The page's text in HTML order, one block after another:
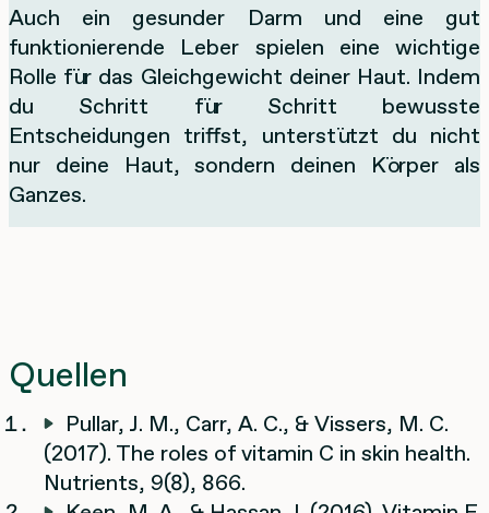
Auch ein gesunder Darm und eine gut
funktionierende Leber spielen eine wichtige
Rolle für das Gleichgewicht deiner Haut. Indem
du Schritt für Schritt bewusste
Entscheidungen triffst, unterstützt du nicht
nur deine Haut, sondern deinen Körper als
Ganzes.
Quellen
Pullar, J. M., Carr, A. C., & Vissers, M. C.
(2017). The roles of vitamin C in skin health.
Nutrients, 9(8), 866.